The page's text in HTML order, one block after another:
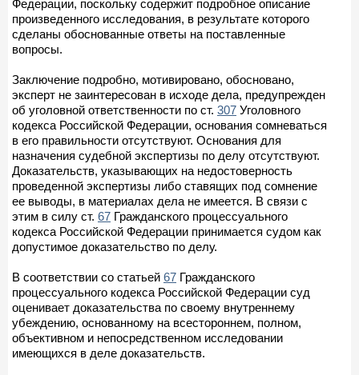
Федерации, поскольку содержит подробное описание
произведенного исследования, в результате которого
сделаны обоснованные ответы на поставленные
вопросы.
Заключение подробно, мотивировано, обосновано,
эксперт не заинтересован в исходе дела, предупрежден
об уголовной ответственности по ст. 307 Уголовного
кодекса Российской Федерации, основания сомневаться
в его правильности отсутствуют. Основания для
назначения судебной экспертизы по делу отсутствуют.
Доказательств, указывающих на недостоверность
проведенной экспертизы либо ставящих под сомнение
ее выводы, в материалах дела не имеется. В связи с
этим в силу ст. 67 Гражданского процессуального
кодекса Российской Федерации принимается судом как
допустимое доказательство по делу.
В соответствии со статьей 67 Гражданского
процессуального кодекса Российской Федерации суд
оценивает доказательства по своему внутреннему
убеждению, основанному на всестороннем, полном,
объективном и непосредственном исследовании
имеющихся в деле доказательств.